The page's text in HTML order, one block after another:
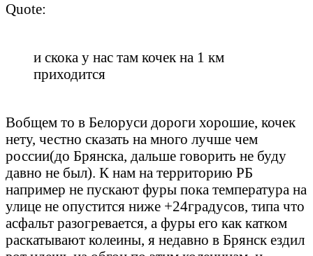
Quote:
и скока у нас там кочек на 1 км
приходится
Вобщем то в Белоруси дороги хорошие, кочек
нету, честно сказать на много лучше чем
россии(до Брянска, дальше говорить не буду
давно не был). К нам на территорию РБ
например не пускают фуры пока температура на
улице не опустится ниже +24градусов, типа что
асфальт разогревается, а фуры его как катком
раскатывают колеины, я недавно в Брянск ездил